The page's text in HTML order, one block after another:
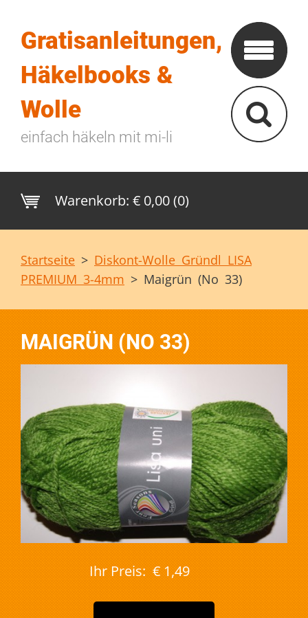
Gratisanleitungen,
Häkelbooks &
Wolle
einfach häkeln mit mi-li
Warenkorb: € 0,00 (0)
Startseite > Diskont-Wolle Gründl LISA
PREMIUM 3-4mm > Maigrün (No 33)
MAIGRÜN (NO 33)
Ihr Preis: € 1,49